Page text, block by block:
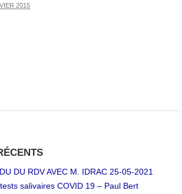
2015
DU RDV AVEC M. IDRAC 25-05-2021
salivaires COVID 19 – Paul Bert